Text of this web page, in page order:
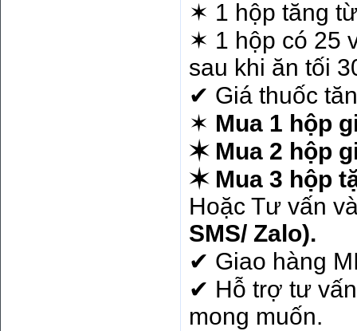
✶ 1 hộp tăng
✶ 1 hộp có 25
sau khi ăn tối
✔ Giá thuốc
✶ Mua 1 hộp
✶ Mua 2 hộp
✶ Mua 3 hộp
Hoặc Tư vấn
SMS/ Zalo).
✔ Giao hàng
✔ Hỗ trợ tư
mong muốn.